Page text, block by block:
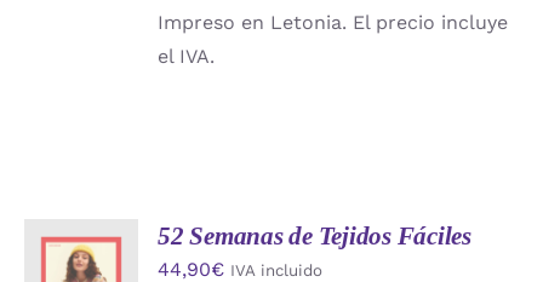
Impreso en Letonia. El precio incluye
el IVA.
AÑADIR
AL
52 Semanas de Tejidos Fáciles
44,90€ IVA incluido